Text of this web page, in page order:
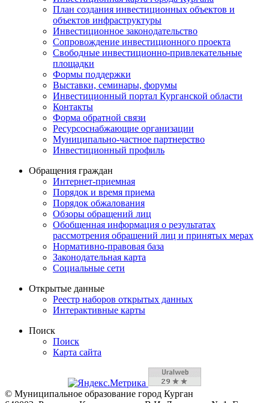
План создания инвестиционных объектов и
объектов инфраструктуры
Инвестиционное законодательство
Сопровождение инвестиционного проекта
Свободные инвестиционно-привлекательные
площадки
Формы поддержки
Выставки, семинары, форумы
Инвестиционный портал Курганской области
Контакты
Форма обратной связи
Ресурсоснабжающие организации
Муниципально-частное партнерство
Инвестиционный профиль
Обращения граждан
Интернет-приемная
Порядок и время приема
Порядок обжалования
Обзоры обращений лиц
Обобщенная информация о результатах
рассмотрения обращений лиц и принятых мерах
Нормативно-правовая база
Законодательная карта
Социальные сети
Открытые данные
Реестр наборов открытых данных
Интерактивные карты
Поиск
Поиск
Карта сайта
© Муниципальное образование город Курган